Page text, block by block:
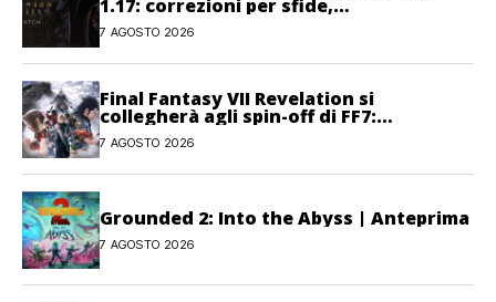
1.17: correzioni per sfide,
combattimento e interfaccia
7 AGOSTO 2026
Final Fantasy VII Revelation si
collegherà agli spin-off di FF7:
Hamaguchi non si pone limiti
7 AGOSTO 2026
Grounded 2: Into the Abyss | Anteprima
7 AGOSTO 2026